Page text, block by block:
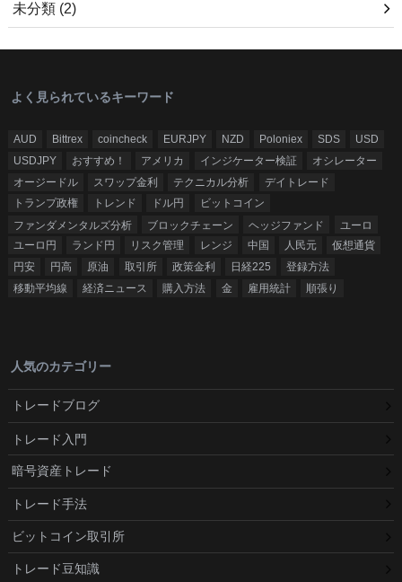
未分類 (2)
よく見られているキーワード
AUD Bittrex coincheck EURJPY NZD Poloniex SDS
USD
USDJPY
おすすめ！ アメリカ インジケーター検証
オシレーター
オージードル
スワップ金利 テクニカル分析
デイトレード
トランプ政権
トレンド ドル円
ビットコイン
ファンダメンタルズ分析
ブロックチェーン ヘッジファンド
ユーロ
ユーロ円
ランド円 リスク管理 レンジ 中国 人民元
仮想通貨
円安
円高 原油 取引所 政策金利 日経225
登録方法
移動平均線
経済ニュース 購入方法 金 雇用統計 順張り
人気のカテゴリー
トレードブログ
トレード入門
暗号資産トレード
トレード手法
ビットコイン取引所
トレード豆知識